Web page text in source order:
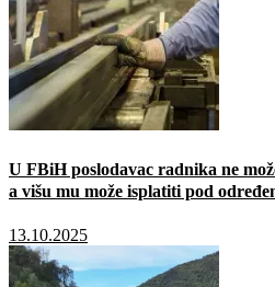
U FBiH poslodavac radnika ne
a višu mu može isplatiti pod
13.10.2025